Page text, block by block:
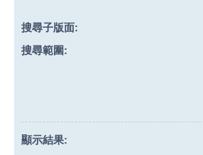
搜尋子版面:
搜尋範圍:
顯示結果: